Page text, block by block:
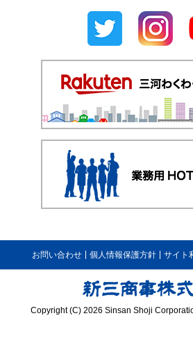
お問い合わせ 個人情報保護方針 サイト
Copyright (C) 2026 Sinsan Shoji